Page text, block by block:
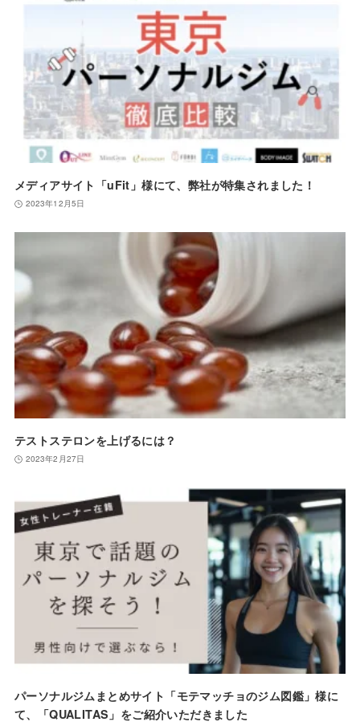
メディアサイト「uFit」様にて、弊社が特集されました！
2023年12月5日
テストステロンを上げるには？
2023年2月27日
パーソナルジムまとめサイト「モテマッチョのジム図鑑」様に
て、「QUALITAS」をご紹介いただきました